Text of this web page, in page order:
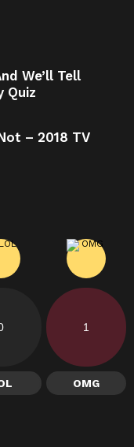
We’ll Tell
Quiz
– 2018 TV
1
OMG